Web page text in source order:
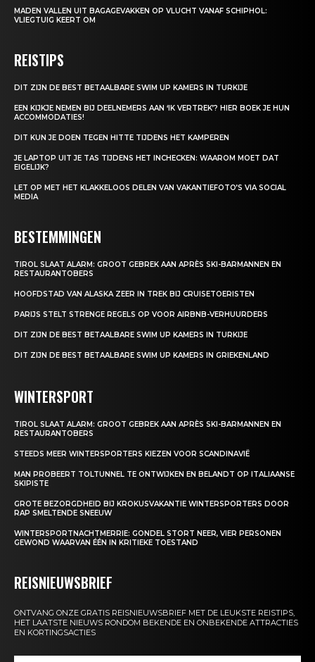
MADEN VALLEN UIT BAGAGEVAKKEN OP VLUCHT VANAF SCHIPHOL:
VLIEGTUIG KEERT OM
REISTIPS
DIT ZIJN DE BEST BETAALBARE SWIM UP KAMERS IN TURKIJE
EEN KIJKJE NEMEN BIJ DEELNEMERS AAN ‘IK VERTREK’? HIER BOEK JE HUN
ACCOMMODATIES!
DIT KUN JE DOEN TEGEN HITTE TIJDENS HET KAMPEREN
JE LAPTOP UIT JE TAS TIJDENS HET INCHECKEN: WAAROM MOET DAT
EIGELIJK?
LET OP MET HET KLAKKELOOS DELEN VAN VAKANTIEFOTO’S VIA SOCIAL
MEDIA
BESTEMMINGEN
TIROL SLAAT ALARM: GROOT GEBREK AAN APRÈS SKI-BARMANNEN EN
RESTAURANTOBERS
HOOFDSTAD VAN ALASKA ZEER IN TREK BIJ CRUISETOERISTEN
PARIJS STELT STRENGE REGELS OP VOOR AIRBNB-VERHUURDERS
DIT ZIJN DE BEST BETAALBARE SWIM UP KAMERS IN TURKIJE
DIT ZIJN DE BEST BETAALBARE SWIM UP KAMERS IN GRIEKENLAND
WINTERSPORT
TIROL SLAAT ALARM: GROOT GEBREK AAN APRÈS SKI-BARMANNEN EN
RESTAURANTOBERS
STEEDS MEER WINTERSPORTERS KIEZEN VOOR SCANDINAVIË
MAN PROBEERT TOLTUNNEL TE ONTWIJKEN EN BELANDT OP ITALIAANSE
SKIPISTE
GROTE BEZORGDHEID BIJ KROKUSVAKANTIE WINTERSPORTERS DOOR
RAP SMELTENDE SNEEUW
WINTERSPORTNACHTMERRIE: GONDEL STORT NEER, VIER PERSONEN
GEWOND WAARVAN ÉÉN IN KRITIEKE TOESTAND
REISNIEUWSBRIEF
ONTVANG ONZE GRATIS REISNIEUWSBRIEF MET DE LEUKSTE REISTIPS,
HET LAATSTE NIEUWS RONDOM BEKENDE EN ONBEKENDE ATTRACTIES
EN KORTINGSACTIES